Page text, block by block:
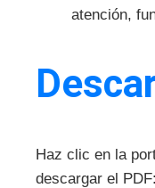
atención,
Haz clic en la
descargar el PDF: